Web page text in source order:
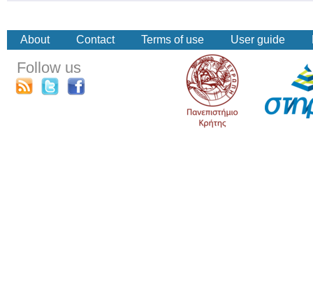
About Contact Terms of use User guide
Follow us